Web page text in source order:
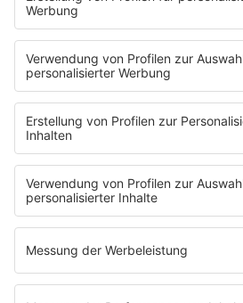
Know It (And I Feel Fine)
17.02.2025
10.02.2025
Icehouse - Hey Little Girl